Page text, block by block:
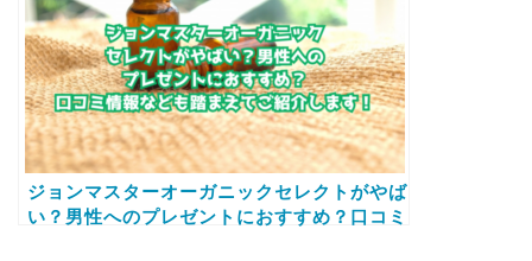
ジョンマスターオーガニックセレクトがやば
い？男性へのプレゼントにおすすめ？口コミ